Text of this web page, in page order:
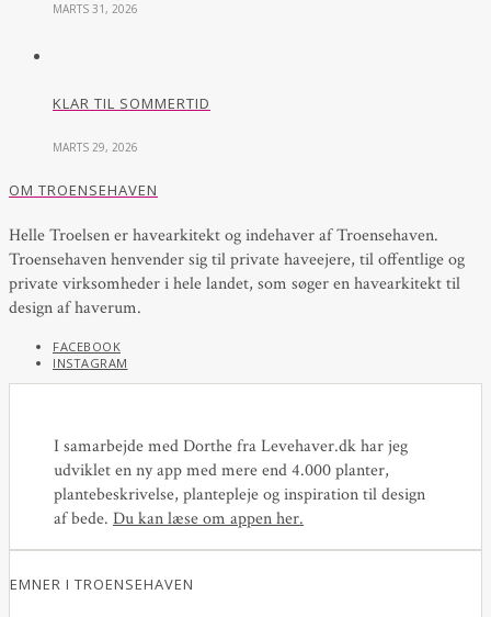
MARTS 31, 2026
KLAR TIL SOMMERTID
MARTS 29, 2026
OM TROENSEHAVEN
Helle Troelsen er havearkitekt og indehaver af Troensehaven.
Troensehaven henvender sig til private haveejere, til offentlige og
private virksomheder i hele landet, som søger en havearkitekt til
design af haverum.
FACEBOOK
INSTAGRAM
I samarbejde med Dorthe fra Levehaver.dk har jeg
udviklet en ny app med mere end 4.000 planter,
plantebeskrivelse, plantepleje og inspiration til design
af bede. Du kan læse om appen her.
EMNER I TROENSEHAVEN